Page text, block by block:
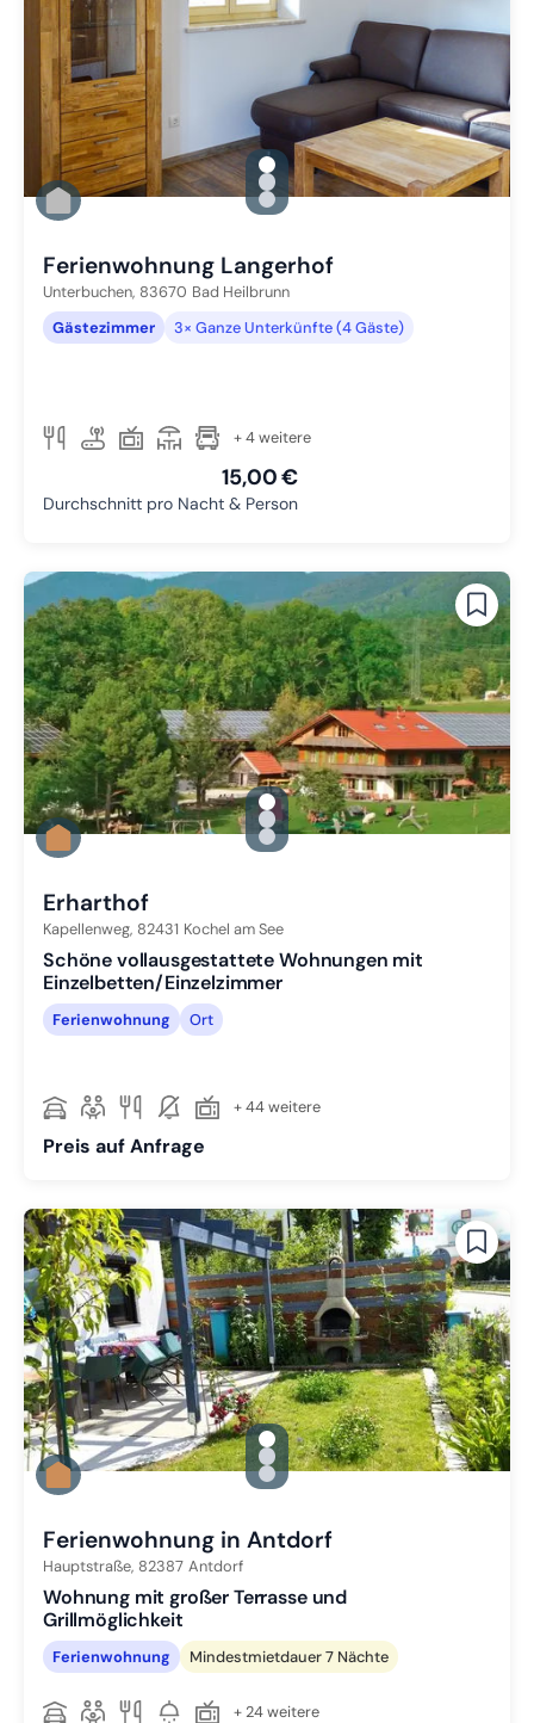
gallery.slide_selector
Zu Slide 1 wechseln
Zu Slide 2 wechseln
Zu Slide 3 wechseln
Ferienwohnung Langerhof
Unterbuchen, 83670 Bad Heilbrunn
Gästezimmer
3× Ganze Unterkünfte (4 Gäste)
+ 4 weitere
15,00 €
Durchschnitt pro Nacht & Person
gallery.slide_selector
Zu Slide 1 wechseln
Zu Slide 2 wechseln
Zu Slide 3 wechseln
Erharthof
Kapellenweg, 82431 Kochel am See
Schöne vollausgestattete Wohnungen mit
Einzelbetten/Einzelzimmer
Ferienwohnung Ort
+ 44 weitere
Preis auf Anfrage
gallery.slide_selector
Zu Slide 1 wechseln
Zu Slide 2 wechseln
Zu Slide 3 wechseln
Ferienwohnung in Antdorf
Hauptstraße, 82387 Antdorf
Wohnung mit großer Terrasse und
Grillmöglichkeit
Ferienwohnung Mindestmietdauer 7 Nächte
+ 24 weitere